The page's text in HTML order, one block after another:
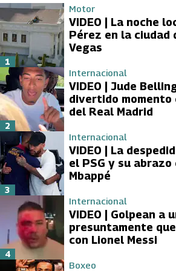
Motor
VIDEO | La noche
Pérez en la ciudad
Vegas
1
Internacional
VIDEO | Jude
divertido momento
del Real Madrid
2
Internacional
VIDEO | La
el PSG y su abrazo
Mbappé
3
Internacional
VIDEO | Golpean a
presuntamente
con Lionel Messi
4
Boxeo